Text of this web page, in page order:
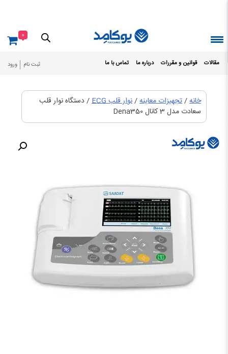
مقالات قوانین و مقررات درباره ما تماس با ما ثبت نام ورود
0
خانه/تجهیزات معاینه/نوار قلب ECG
/ دستگاه نوار قلب
سعادت مدل 3 کانال Dena350